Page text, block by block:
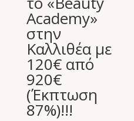
Academy»
στην
Καλλιθέα με
120€ από
920€
(Έκπτωση
87%)!!!